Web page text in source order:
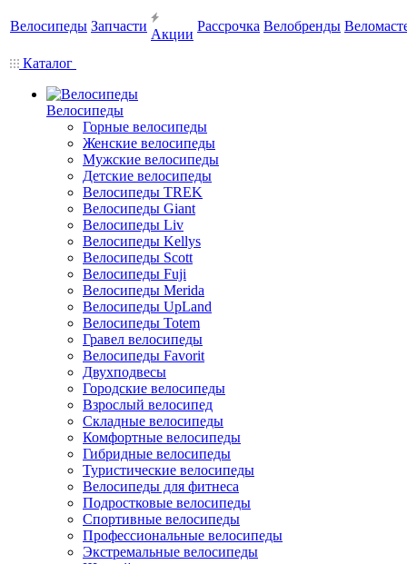
Велосипеды Запчасти
Акции
Рассрочка Велобренды
Каталог
Велосипеды
Горные велосипеды
Женские велосипеды
Мужские велосипеды
Детские велосипеды
Велосипеды TREK
Велосипеды Giant
Велосипеды Liv
Велосипеды Kellys
Велосипеды Scott
Велосипеды Fuji
Велосипеды Merida
Велосипеды UpLand
Велосипеды Totem
Гравел велосипеды
Велосипеды Favorit
Двухподвесы
Городские велосипеды
Взрослый велосипед
Складные велосипеды
Комфортные велосипеды
Гибридные велосипеды
Туристические велосипеды
Велосипеды для фитнеса
Подростковые велосипеды
Спортивные велосипеды
Профессиональные велосипеды
Экстремальные велосипеды